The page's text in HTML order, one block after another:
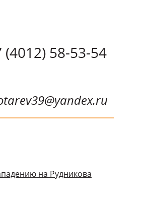
(4012) 58-53-54
на Рудникова